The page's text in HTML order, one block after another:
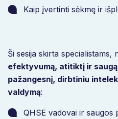
Kaip įvertinti sėkmę ir
Ši sesija skirta specialistams,
efektyvumą, atitiktį ir
pažangesnį, dirbtiniu
valdymą:
QHSE vadovai ir saugos